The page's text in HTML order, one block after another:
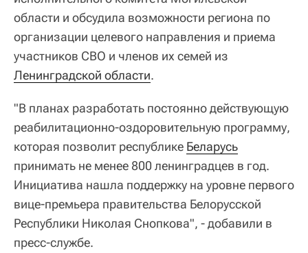
области и обсудила возможности региона по
организации целевого направления и приема
участников СВО и членов их семей из
Ленинградской области.
"В планах разработать постоянно действующую
реабилитационно-оздоровительную программу,
которая позволит республике Беларусь
принимать не менее 800 ленинградцев в год.
Инициатива нашла поддержку на уровне первого
вице-премьера правительства Белорусской
Республики Николая Снопкова", - добавили в
пресс-службе.